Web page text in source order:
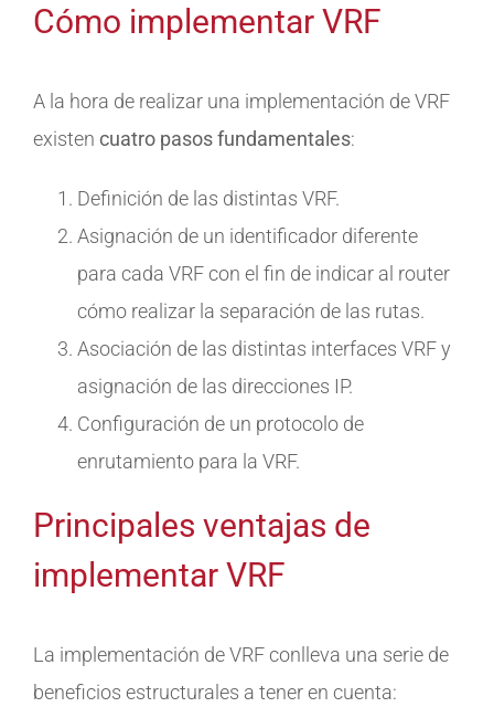
Cómo implementar VRF
A la hora de realizar una implementación de VRF
existen cuatro pasos fundamentales:
Definición de las distintas VRF.
Asignación de un identificador diferente
para cada VRF con el fin de indicar al router
cómo realizar la separación de las rutas.
Asociación de las distintas interfaces VRF y
asignación de las direcciones IP.
Configuración de un protocolo de
enrutamiento para la VRF.
Principales ventajas de
implementar VRF
La implementación de VRF conlleva una serie de
beneficios estructurales a tener en cuenta: